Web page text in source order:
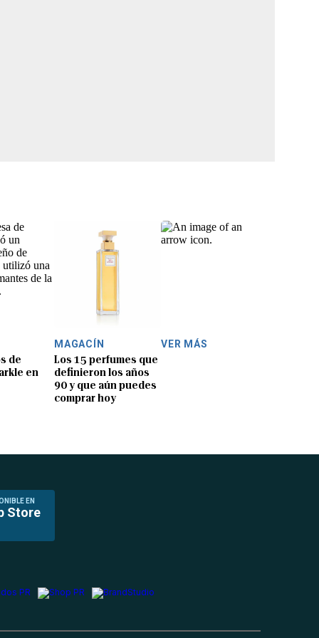
de
en
MAGACÍN
Los 15 perfumes que
definieron los años
90 y que aún puedes
comprar hoy
VER MÁS
EN
Store